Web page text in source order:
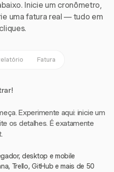
Inicie um cronômetro,
uma fatura real — tudo em
Fatura
Experimente aqui: inicie um
os detalhes. É exatamente
desktop e mobile
Trello, GitHub e mais de 50